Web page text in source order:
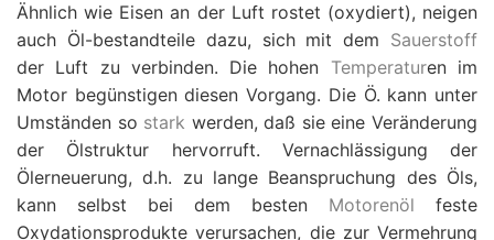
Ähnlich wie Eisen an der Luft rostet (oxydiert), neigen
auch Öl-bestandteile dazu, sich mit dem Sauerstoff
der Luft zu verbinden. Die hohen Temperaturen im
Motor begünstigen diesen Vorgang. Die Ö. kann unter
Umständen so stark werden, daß sie eine Veränderung
der Ölstruktur hervorruft. Vernachlässigung der
Ölerneuerung, d.h. zu lange Beanspruchung des Öls,
kann selbst bei dem besten Motorenöl feste
Oxydationsprodukte verursachen, die zur Vermehrung